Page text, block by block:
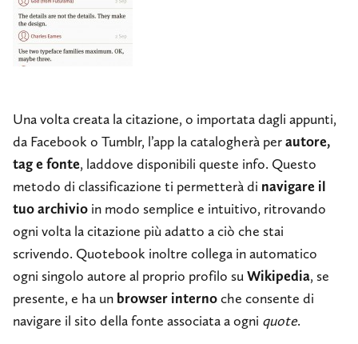
Una volta creata la citazione, o importata dagli appunti,
da Facebook o Tumblr, l’app la catalogherà perautore,
tag e fonte, laddove disponibili queste info. Questo
metodo di classificazione ti permetterà di navigare il
tuo archivio in modo semplice e intuitivo, ritrovando
ogni volta la citazione più adatto a ciò che stai
scrivendo. Quotebook inoltre collega in automatico
ogni singolo autore al proprio profilo suWikipedia, se
presente, e ha un browser internoche consente di
navigare il sito della fonte associata a ogni quote.